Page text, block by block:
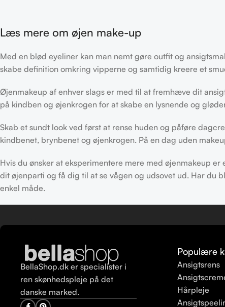
Læs mere om øjen make-up
Med en blød eyeliner kan man nemt gøre outfit og
skabe definition omkring vipperne og samtidig kreere et
Øjenmakeup af enhver slags er med til at fremhæve dit
på kindben og øjenkrogen for at skabe en lysnende og
Skab et sundt look ved først at rense huden og påføre
kindbenet, brynbenet og øjenkrogen. På en dag uden
Hvis du ønsker at eksperimentere mere med øjenmakeup
dit øjenparti og få dig til at se vågen og udsovet ud. Har du
enkel måde.
BellaShop.dk er specialister i
ren skønhedspleje på det
danske marked.
Populære
Ansigtsrens
Hårpleje